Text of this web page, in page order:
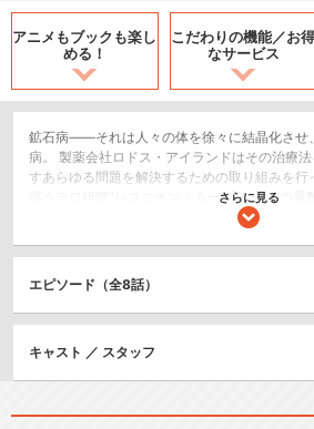
アニメもブックも楽し
める！
こだわりの機能／お得
なサービス
鉱石病——それは人々の体を徐々に結晶化させ
病。 製薬会社ロドス・アイランドはその治療
すあらゆる問題を解決するための取り組みを行
謳うテロ組織"レユニオン・ムーブメント"の暴
スは炎国の都市である龍門と契約を交わし、活
を受け止めきれず、ひとり悲しみに暮れてい
市を発見したロドスは偵察隊を向かわせる。
いることに気づくが——
SF/ファンタジー
アクション/バトル
シリーズ／関連のアニメ作品
さらに見る
エピソード（全8話）
キャスト ／ スタッフ